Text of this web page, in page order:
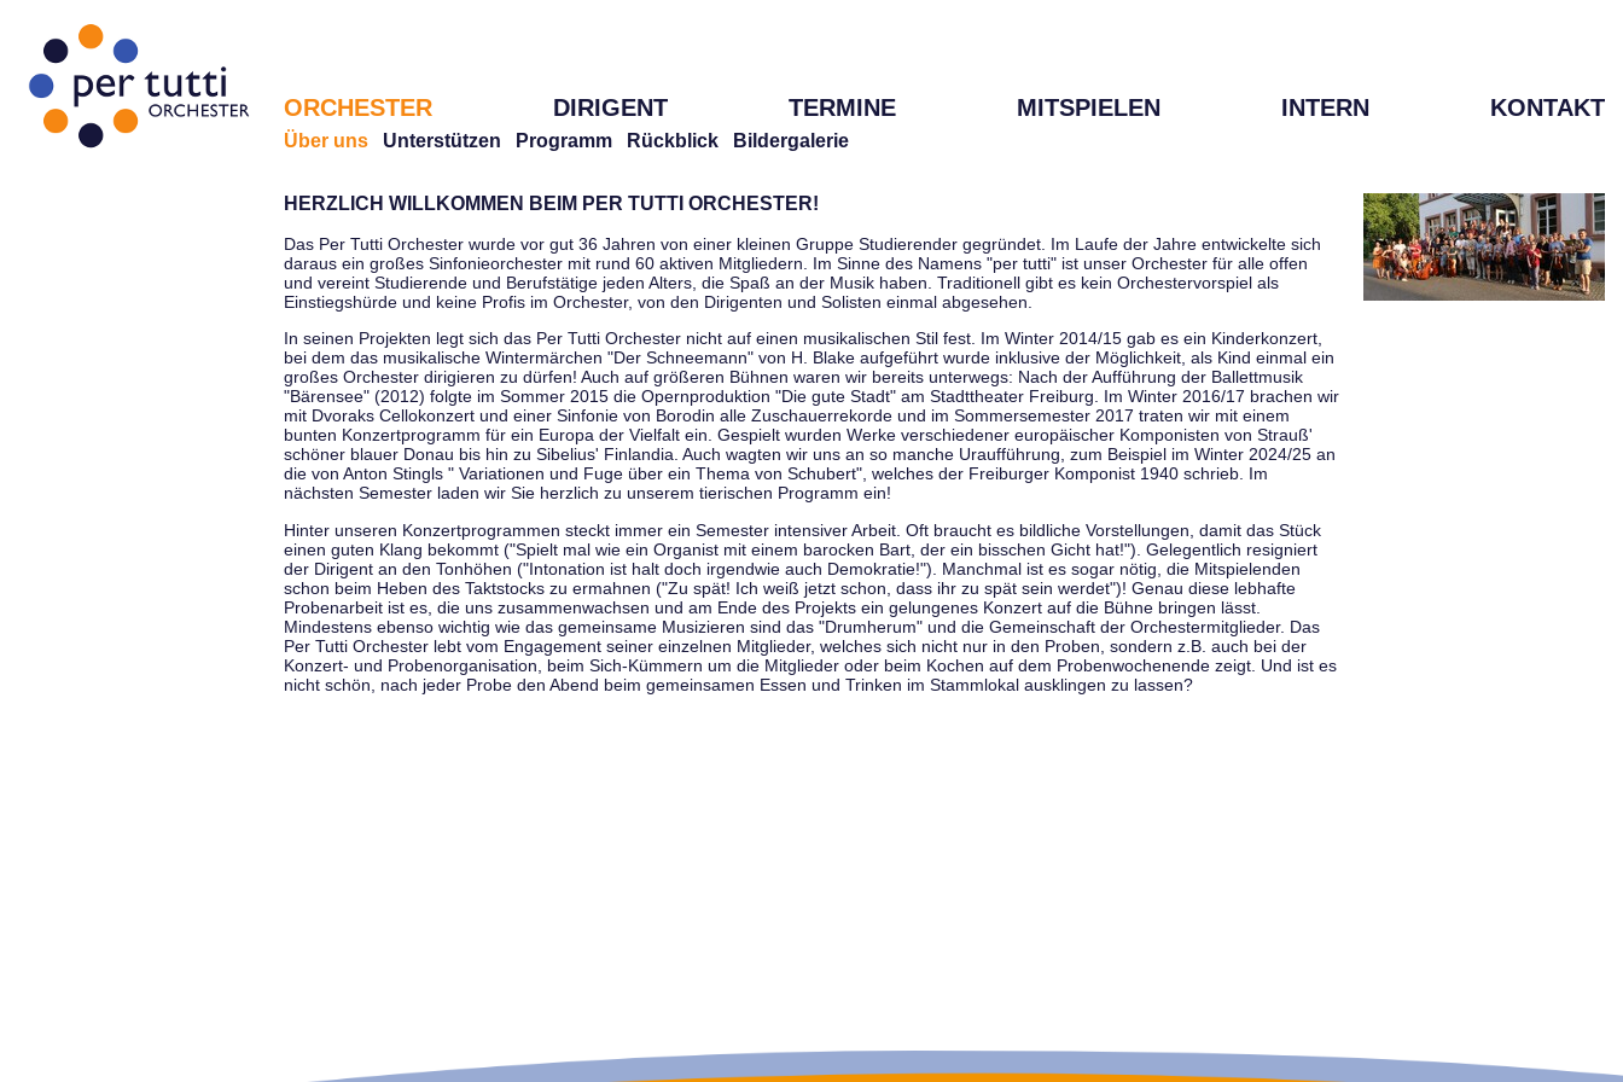
ORCHESTER DIRIGENT TERMINE MITSPIELEN INTERN KONTAKT
Über uns Unterstützen Programm Rückblick Bildergalerie
HERZLICH WILLKOMMEN BEIM PER TUTTI ORCHESTER!
Das Per Tutti Orchester wurde vor gut 36 Jahren von einer kleinen Gruppe Studierender gegründet. Im Laufe der Jahre entwickelte sich
daraus ein großes Sinfonieorchester mit rund 60 aktiven Mitgliedern. Im Sinne des Namens "per tutti" ist unser Orchester für alle offen
und vereint Studierende und Berufstätige jeden Alters, die Spaß an der Musik haben. Traditionell gibt es kein Orchestervorspiel als
Einstiegshürde und keine Profis im Orchester, von den Dirigenten und Solisten einmal abgesehen.
In seinen Projekten legt sich das Per Tutti Orchester nicht auf einen musikalischen Stil fest. Im Winter 2014/15 gab es ein Kinderkonzert,
bei dem das musikalische Wintermärchen "Der Schneemann" von H. Blake aufgeführt wurde inklusive der Möglichkeit, als Kind einmal ein
großes Orchester dirigieren zu dürfen! Auch auf größeren Bühnen waren wir bereits unterwegs: Nach der Aufführung der Ballettmusik
"Bärensee" (2012) folgte im Sommer 2015 die Opernproduktion "Die gute Stadt" am Stadttheater Freiburg. Im Winter 2016/17 brachen wir
mit Dvoraks Cellokonzert und einer Sinfonie von Borodin alle Zuschauerrekorde und im Sommersemester 2017 traten wir mit einem
bunten Konzertprogramm für ein Europa der Vielfalt ein. Gespielt wurden Werke verschiedener europäischer Komponisten von Strauß'
schöner blauer Donau bis hin zu Sibelius' Finlandia. Auch wagten wir uns an so manche Uraufführung, zum Beispiel im Winter 2024/25 an
die von Anton Stingls " Variationen und Fuge über ein Thema von Schubert", welches der Freiburger Komponist 1940 schrieb. Im
nächsten Semester laden wir Sie herzlich zu unserem tierischen Programm ein!
Hinter unseren Konzertprogrammen steckt immer ein Semester intensiver Arbeit. Oft braucht es bildliche Vorstellungen, damit das Stück
einen guten Klang bekommt ("Spielt mal wie ein Organist mit einem barocken Bart, der ein bisschen Gicht hat!"). Gelegentlich resigniert
der Dirigent an den Tonhöhen ("Intonation ist halt doch irgendwie auch Demokratie!"). Manchmal ist es sogar nötig, die Mitspielenden
schon beim Heben des Taktstocks zu ermahnen ("Zu spät! Ich weiß jetzt schon, dass ihr zu spät sein werdet")! Genau diese lebhafte
Probenarbeit ist es, die uns zusammenwachsen und am Ende des Projekts ein gelungenes Konzert auf die Bühne bringen lässt.
Mindestens ebenso wichtig wie das gemeinsame Musizieren sind das "Drumherum" und die Gemeinschaft der Orchestermitglieder. Das
Per Tutti Orchester lebt vom Engagement seiner einzelnen Mitglieder, welches sich nicht nur in den Proben, sondern z.B. auch bei der
Konzert- und Probenorganisation, beim Sich-Kümmern um die Mitglieder oder beim Kochen auf dem Probenwochenende zeigt. Und ist es
nicht schön, nach jeder Probe den Abend beim gemeinsamen Essen und Trinken im Stammlokal ausklingen zu lassen?